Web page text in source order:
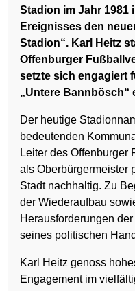
Stadion im Jahr 1981
Ereignisses den
Stadion“. Karl Heitz
Offenburger
setzte sich engagiert
„Untere Bannbösch“
Der heutige
bedeutenden
Leiter des Offenburger
als Oberbürgermeister
Stadt nachhaltig. Zu
der Wiederaufbau
Herausforderungen
seines politischen
Karl Heitz genoss
Engagement im